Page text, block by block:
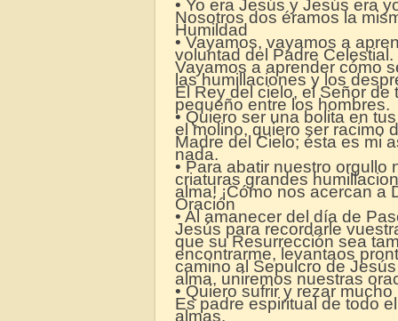
• Yo era Jesús y Jesús era
Nosotros dos éramos la
Humildad
• Vayamos, vayamos a
voluntad del Padre Celestial.
Vayamos a aprender cómo
las humillaciones y los
El Rey del cielo, el Señor
pequeño entre los hombres.
• Quiero ser una bolita en
el molino, quiero ser racimo
Madre del Cielo; ésta es mi
nada.
• Para abatir nuestro
criaturas grandes
alma! ¡Cómo nos acercan a
Oración
• Al amanecer del día de
Jesús para recordarle
que su Resurrección sea
encontrarme, levantaos
camino al Sepulcro de
alma, uniremos nuestras
• Quiero sufrir y rezar
Es padre espiritual de todo
almas.